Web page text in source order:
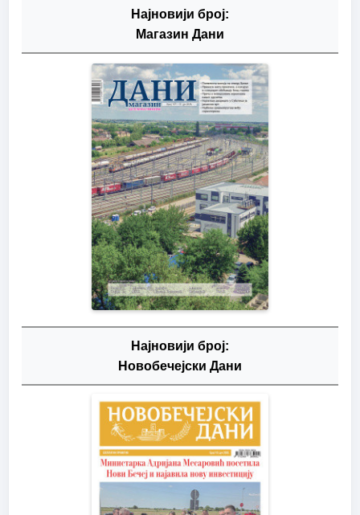
Најновији број:
Магазин Дани
Најновији број:
Новобечејски Дани